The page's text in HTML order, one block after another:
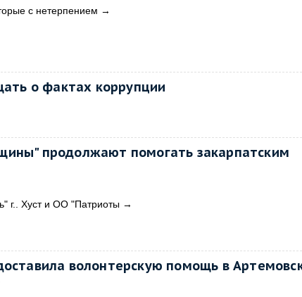
с нетерпением →
о фактах коррупции
продолжают помогать закарпатским
г.. Хуст и ОО "Патриоты →
волонтерскую помощь в